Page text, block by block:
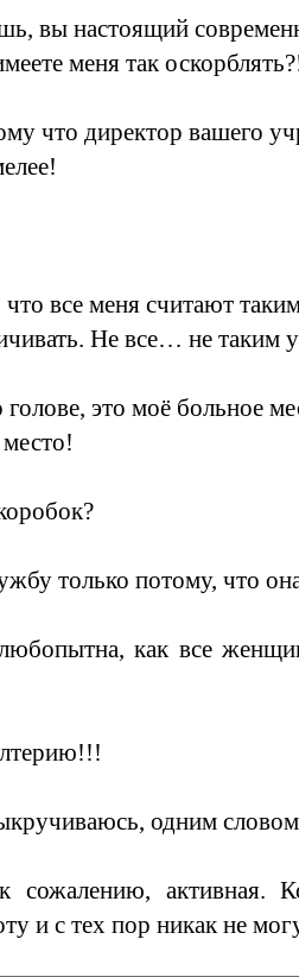
вы настоящий
меня так
что директор вашего
все меня считают
Не все… не
это моё больное
только потому, что
как все
одним
сожалению, активная.
и с тех пор никак не